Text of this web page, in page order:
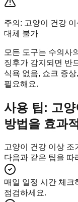
주의: 고양이 건강
대체 불가
모든 도구는 수의사
징후가 감지되면 반
식욕 없음, 쇼크 증
필요해요.
사용 팁: 고
방법을 효과
고양이 건강 이상 조
다음과 같은 팁을 따
매일 일정 시간 체크
점검하세요.